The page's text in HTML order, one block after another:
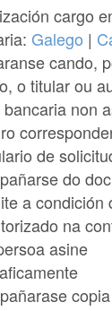
cargo
Galego |
cando,
o titular ou
non
de
do
a condición
na
asine